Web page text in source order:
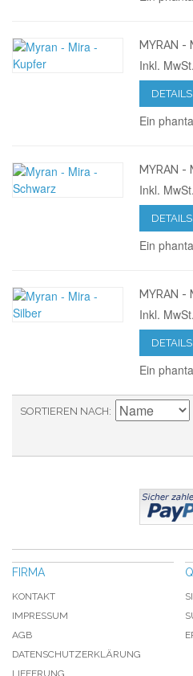
MYRAN -
Inkl.
Ein
MYRAN -
Inkl.
Ein
MYRAN -
Inkl.
Ein
SORTIEREN NACH
FIRMA
KONTAKT
IMPRESSUM
AGB
DATENSCHUTZERKLÄRUNG
LIEFERUNG